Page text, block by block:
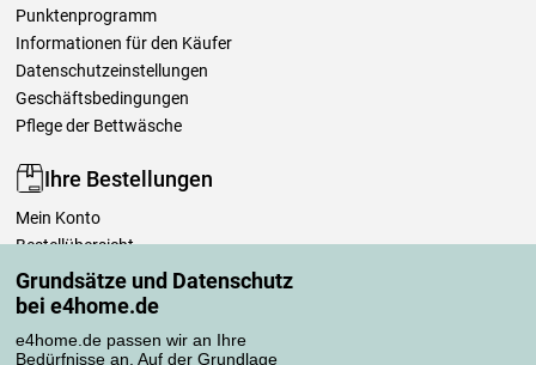
Grundsätze und Datenschutz
bei e4home.de
e4home.de passen wir an Ihre
Bedürfnisse an. Auf der Grundlage
Punktenprogramm
Informationen für den Käufer
Datenschutzeinstellungen
Geschäftsbedingungen
Pflege der Bettwäsche
Ihre Bestellungen
Mein Konto
Bestellübersicht
Reklamationen
Widerrufsbelehrung
Richtlinien zur Verarbeitung von Bewertungen